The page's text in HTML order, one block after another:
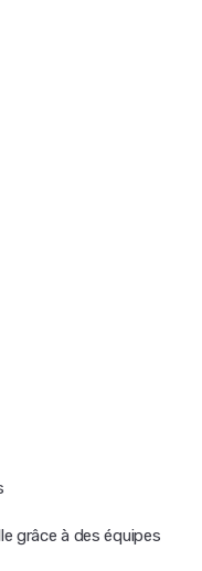
grâce à des équipes